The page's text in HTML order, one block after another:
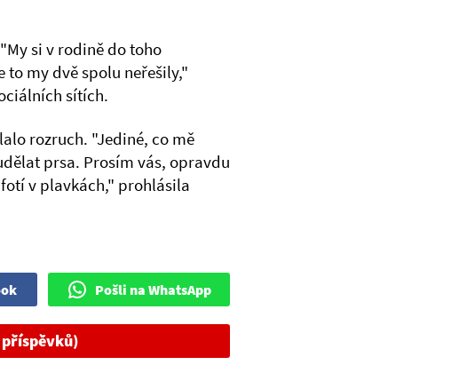
si v rodině do toho
to my dvě spolu neřešily,"
sítích.
rozruch. "Jediné, co mě
prsa. Prosím vás, opravdu
v plavkách," prohlásila
Pošli na WhatsApp